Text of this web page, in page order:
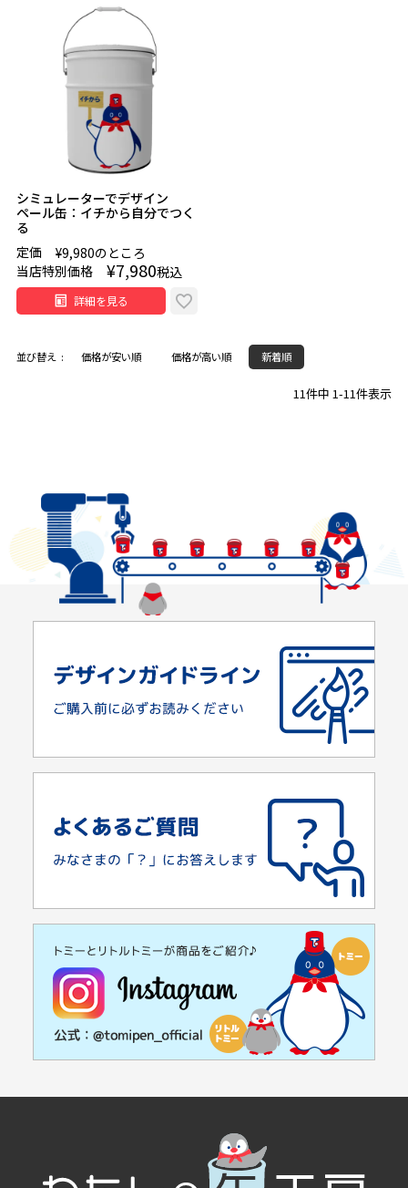
シミュレーターでデザイン
ペール缶：イチから自分でつく
る
定価
¥9,980のところ
当店特別価格
¥7,980税込
詳細を見る
並び替え 価格が安い順 価格が高い順 新着順
11件中 1-11件表示